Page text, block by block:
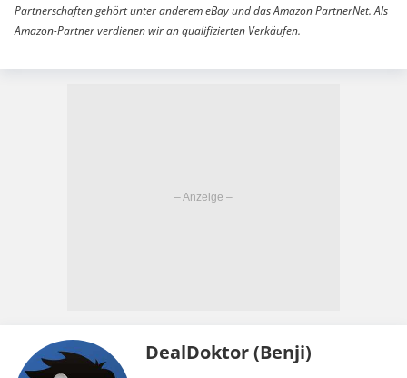
Partnerschaften gehört unter anderem eBay und das Amazon PartnerNet. Als
Amazon-Partner verdienen wir an qualifizierten Verkäufen.
DealDoktor (Benji)